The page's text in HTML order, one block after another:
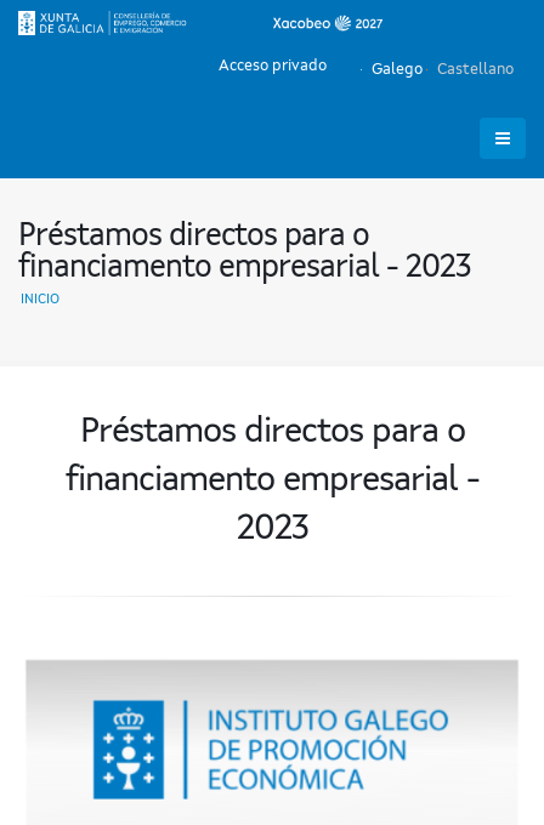
Galego Castellano
Acceso privado
Préstamos directos para o
financiamento empresarial - 2023
INICIO
Préstamos directos para o
financiamento empresarial -
2023